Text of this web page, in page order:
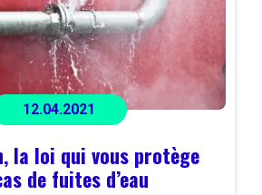
12.04.2021
la loi qui vous protège
de fuites d’eau